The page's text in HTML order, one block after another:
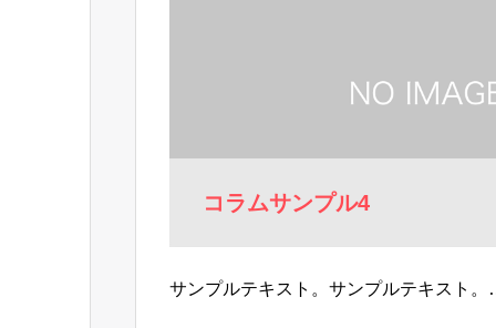
コラムサンプル4
サンプルテキスト。サンプルテキスト